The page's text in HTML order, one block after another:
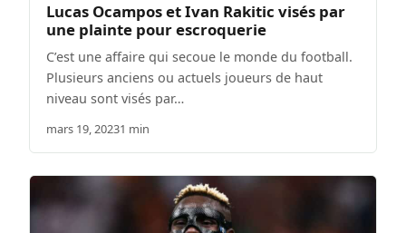
Lucas Ocampos et Ivan Rakitic visés par
une plainte pour escroquerie
C’est une affaire qui secoue le monde du football.
Plusieurs anciens ou actuels joueurs de haut
niveau sont visés par…
mars 19, 20231 min